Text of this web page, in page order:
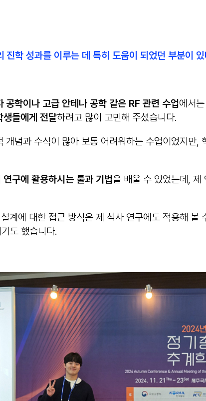
학 성과를 이루는 데 특히 도움이 되었던 부분이
공학이나 고급 안테나 공학 같은 RF 관련 수업에서
생들에게 전달하려고 많이 고민해 주셨습니다.
념과 수식이 많아 보통 어려워하는 수업이었지만
구에 활용하시는 툴과 기법을 배울 수 있었는데, 제
계에 대한 접근 방식은 제 석사 연구에도 적용해
도 했습니다.